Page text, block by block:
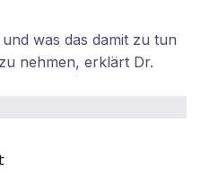
was das damit zu tun
nehmen, erklärt Dr.